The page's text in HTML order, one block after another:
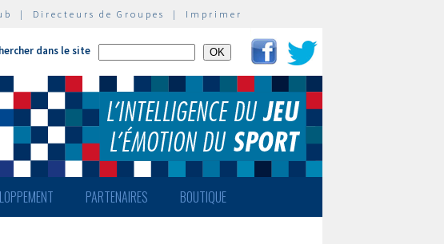
| Directeurs de Groupes | Imprimer
dans le site
PARTENAIRES BOUTIQUE